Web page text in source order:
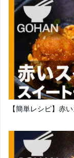
【簡単レシピ】赤